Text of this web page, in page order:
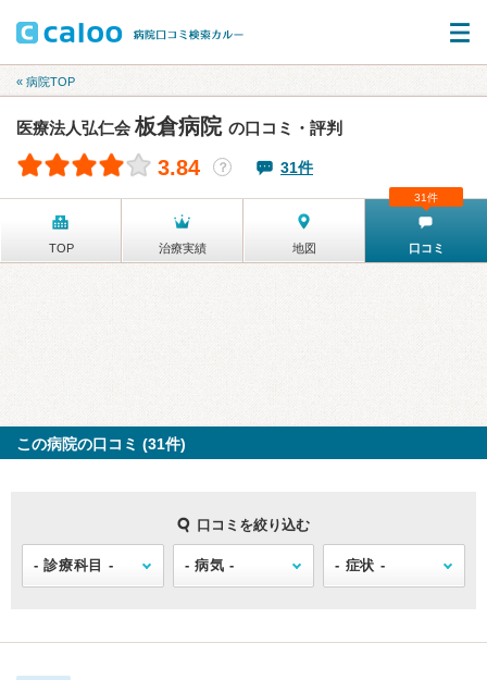
« 病院TOP
医療法人弘仁会板倉病院 の口コミ・評判
3.84 ？ 31件
TOP 治療実績 地図 口コミ
31件
この病院の口コミ (31件)
口コミを絞り込む